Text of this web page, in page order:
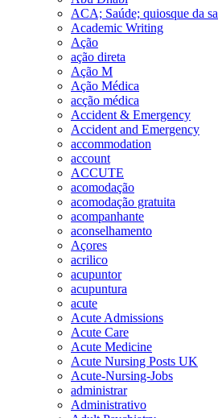
ACA; Saúde; quiosque da
Academic Writing
Ação
ação direta
Ação M
Ação Médica
acção médica
Accident & Emergency
Accident and Emergency
accommodation
account
ACCUTE
acomodação
acomodação gratuita
acompanhante
aconselhamento
Açores
acrilico
acupuntor
acupuntura
acute
Acute Admissions
Acute Care
Acute Medicine
Acute Nursing Posts UK
Acute-Nursing-Jobs
administrar
Administrativo